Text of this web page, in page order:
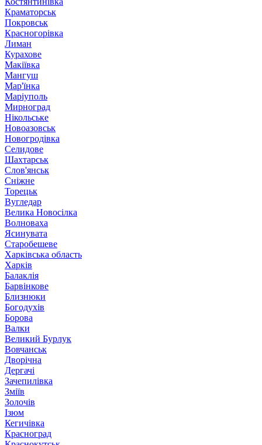
Краматорськ
Покровськ
Красногорівка
Лиман
Курахове
Макіївка
Мангуш
Мар'їнка
Маріуполь
Мирноград
Нікольське
Новоазовськ
Новогродівка
Селидове
Шахтарськ
Слов'янськ
Сніжне
Торецьк
Вугледар
Велика Новосілка
Волноваха
Ясинувата
Старобешеве
Харківська область
Харків
Балаклія
Барвінкове
Близнюки
Богодухів
Борова
Валки
Великий Бурлук
Вовчанськ
Дворічна
Дергачі
Зачепилівка
Зміїв
Золочів
Ізюм
Кегичівка
Красноград